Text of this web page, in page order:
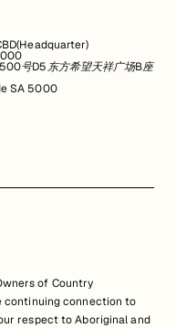
号D5东方希望天祥广场B座
SA 5000
of Country
continuing connection to
respect to Aboriginal and